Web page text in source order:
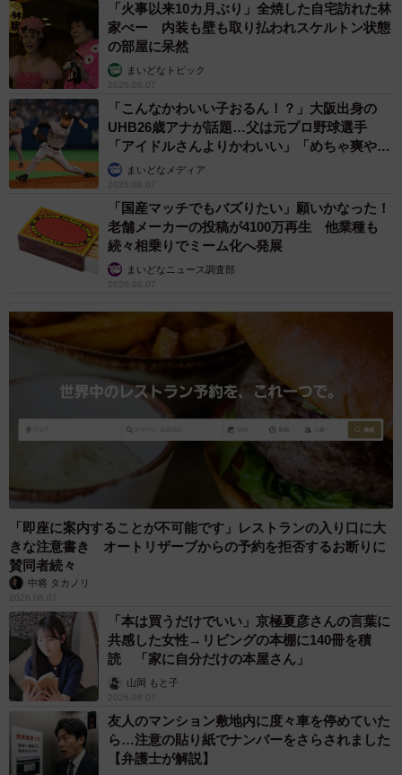
「火事以来10カ月ぶり」全焼した自宅訪れた林
家ぺー 内装も壁も取り払われスケルトン状態
の部屋に呆然
まいどなトピック
2026.08.07
「こんなかわいい子おるん！？」大阪出身の
UHB26歳アナが話題…父は元プロ野球選手
「アイドルさんよりかわいい」「めちゃ爽や
か」まいどなメディア
2026.08.07
「国産マッチでもバズりたい」願いかなった！
老舗メーカーの投稿が4100万再生 他業種も
続々相乗りでミーム化へ発展
まいどなニュース調査部
2026.08.07
「即座に案内することが不可能です」レストランの入り口に大
きな注意書き オートリザーブからの予約を拒否するお断りに
賛同者続々
中将 タカノリ
2026.08.07
「本は買うだけでいい」京極夏彦さんの言葉に
共感した女性→リビングの本棚に140冊を積
読 「家に自分だけの本屋さん」
山岡 もと子
2026.08.07
友人のマンション敷地内に度々車を停めていた
ら…注意の貼り紙でナンバーをさらされました
【弁護士が解説】